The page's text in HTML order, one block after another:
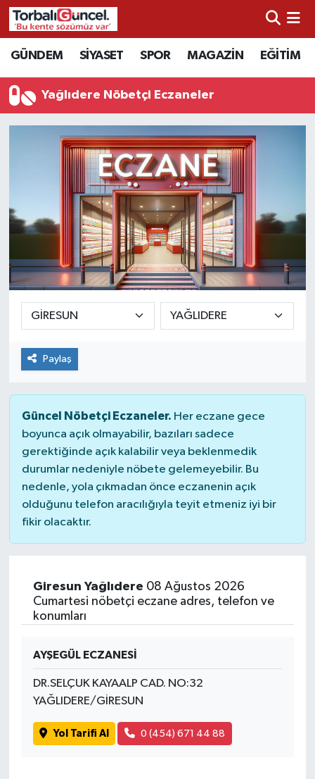
GÜNDEM SİYASET SPOR MAGAZİN EĞİTİM
Yağlıdere Nöbetçi Eczaneler
Paylaş
Güncel Nöbetçi Eczaneler. Her eczane gece
boyunca açık olmayabilir, bazıları sadece
gerektiğinde açık kalabilir veya beklenmedik
durumlar nedeniyle nöbete gelemeyebilir. Bu
nedenle, yola çıkmadan önce eczanenin açık
olduğunu telefon aracılığıyla teyit etmeniz iyi bir
fikir olacaktır.
Giresun Yağlıdere 08 Ağustos 2026
Cumartesi nöbetçi eczane adres, telefon ve
konumları
AYŞEGÜL ECZANESİ
DR.SELÇUK KAYAALP CAD. NO:32
YAĞLIDERE/GİRESUN
Yol Tarifi Al 0 (454) 671 44 88
İzmir Nöbetçi Eczaneler
İzmir Hava Durumu
İzmir Namaz Vakitleri
İzmir Trafik Yoğunluk Haritası
Süper Lig Puan Durumu ve Fikstür
Tüm Manşetler
Son Dakika Haberleri
Haber Arşivi